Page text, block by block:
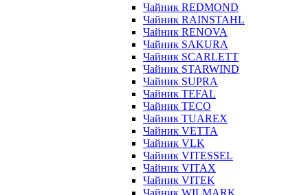
Чайник REDMOND
Чайник RAINSTAHL
Чайник RENOVA
Чайник SAKURA
Чайник SCARLETT
Чайник STARWIND
Чайник SUPRA
Чайник TEFAL
Чайник TECO
Чайник TUAREX
Чайник VETTA
Чайник VLK
Чайник VITESSEL
Чайник VITAX
Чайник VITEK
Чайник WILMARK